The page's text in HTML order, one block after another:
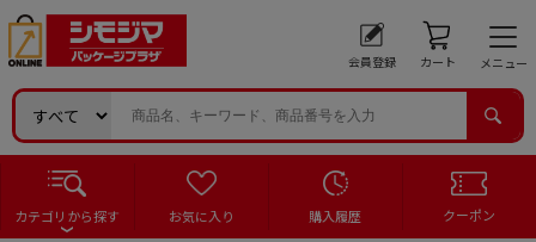
会員登録 カート メニュー
カテゴリから探す お気に入り 購入履歴 クーポン